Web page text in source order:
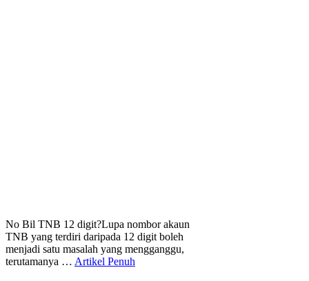
No Bil TNB 12 digit?Lupa nombor akaun
TNB yang terdiri daripada 12 digit boleh
menjadi satu masalah yang mengganggu,
terutamanya … Artikel Penuh